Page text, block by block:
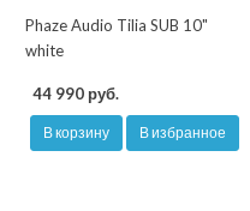
Phaze Audio Tilia SUB 10"
white
44 990 руб.
В корзину В избранное